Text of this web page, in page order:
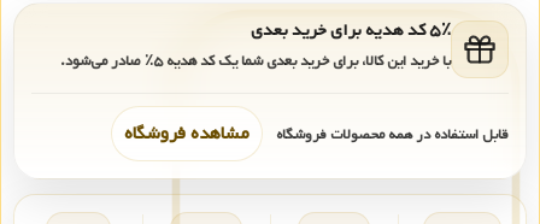
۵٪ کد هدیه برای خرید بعدی
با خرید این کالا، برای خرید بعدی شما یک کد هدیه۵٪ صادر می‌شود.
قابل استفاده در همه محصولات فروشگاه مشاهده فروشگاه